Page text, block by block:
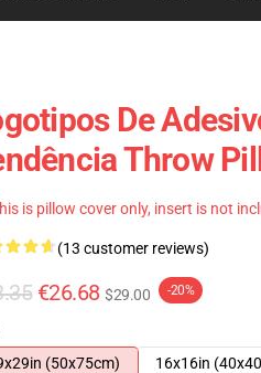
De
Throw
is pillow cover only, insert is not
(13 customer reviews)
€26.68 $29.00 -20%
(50x75cm)
16x16in